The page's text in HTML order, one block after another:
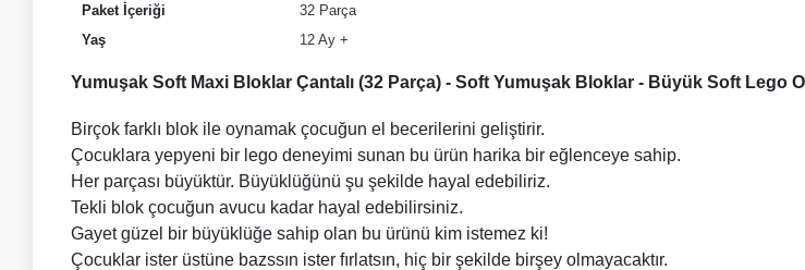
Paket İçeriği
32 Parça
Yaş
12 Ay +
Yumuşak Soft Maxi Bloklar Çantalı (32 Parça) - Soft Yumuşak Bloklar - Büyük Soft Lego
Birçok farklı blok ile oynamak çocuğun el becerilerini geliştirir.
Çocuklara yepyeni bir lego deneyimi sunan bu ürün harika bir eğlenceye sahip.
Her parçası büyüktür. Büyüklüğünü şu şekilde hayal edebiliriz.
Tekli blok çocuğun avucu kadar hayal edebilirsiniz.
Gayet güzel bir büyüklüğe sahip olan bu ürünü kim istemez ki!
Çocuklar ister üstüne bazssın ister fırlatsın, hiç bir şekilde birşey olmayacaktır.